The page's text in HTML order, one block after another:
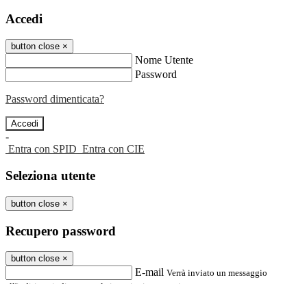
Accedi
button close ×
Nome Utente
Password
Password dimenticata?
-
Entra con SPID Entra con CIE
Seleziona utente
button close ×
Recupero password
button close ×
E-mail Verrà inviato un messaggio